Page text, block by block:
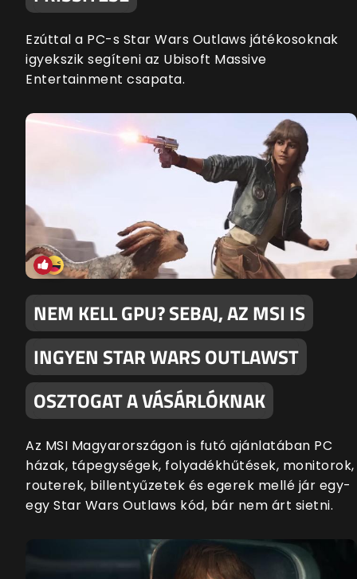
Ezúttal a PC-s Star Wars Outlaws játékosoknak
igyekszik segíteni az Ubisoft Massive
Entertainment csapata.
NEM KELL GPU? SEBAJ, AZ MSI IS
INGYEN STAR WARS OUTLAWST
OSZTOGAT A VÁSÁRLÓKNAK
Az MSI Magyarországon is futó ajánlatában PC
házak, tápegységek, folyadékhűtések, monitorok,
routerek, billentyűzetek és egerek mellé jár egy-
egy Star Wars Outlaws kód, bár nem árt sietni.